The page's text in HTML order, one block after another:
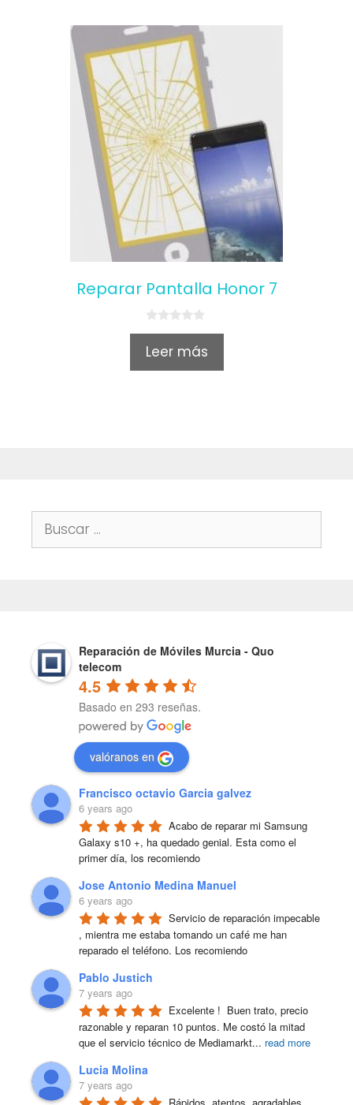
Reparar Pantalla Honor 7
0
u
Leer más
Buscar:
Reparación de Móviles Murcia - Quo
telecom
4.5
Basado en 293 reseñas.
valóranos en
Francisco octavio Garcia galvez
6 years ago
Acabo de reparar mi Samsung
Galaxy s10 +, ha quedado genial. Esta como el
primer día, los recomiendo
Jose Antonio Medina Manuel
6 years ago
Servicio de reparación impecable
, mientra me estaba tomando un café me han
reparado el teléfono. Los recomiendo
Pablo Justich
7 years ago
Excelente !  Buen trato, precio
razonable y reparan 10 puntos. Me costó la mitad
que el servicio técnico de Mediamarkt... read more
Lucia Molina
7 years ago